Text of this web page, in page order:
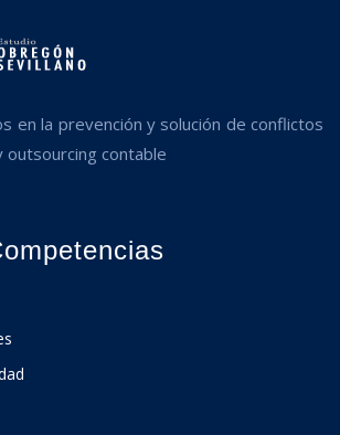
en la prevención y solución de conflictos
outsourcing contable